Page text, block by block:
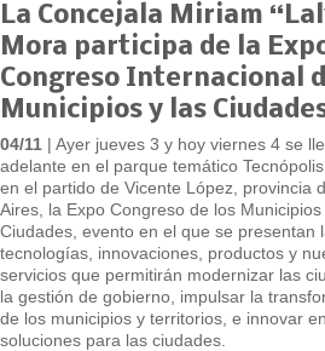
La Concejala Miriam
Mora participa de la
Congreso Internacional
Municipios y las
04/11 | Ayer jueves 3 y hoy viernes 4 se
adelante en el parque temático
en el partido de Vicente López, provincia
Aires, la Expo Congreso de los Municipios
Ciudades, evento en el que se presentan
tecnologías, innovaciones, productos y
servicios que permitirán modernizar las
la gestión de gobierno, impulsar la
de los municipios y territorios, e innovar en
soluciones para las ciudades.